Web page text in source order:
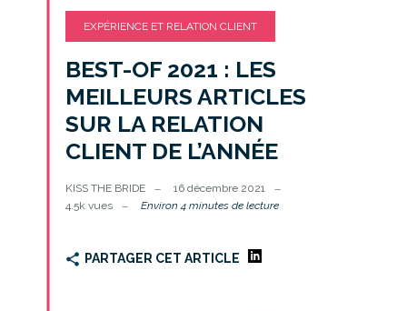
EXPÉRIENCE ET RELATION CLIENT
BEST-OF 2021 : LES
MEILLEURS ARTICLES
SUR LA RELATION
CLIENT DE L’ANNÉE
KISS THE BRIDE
16 décembre 2021
4.5k vues
Environ 4 minutes de lecture
PARTAGER CET ARTICLE